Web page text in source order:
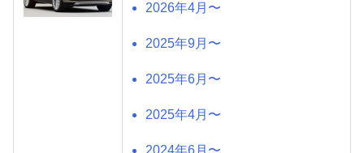
2026年4月〜
2025年9月〜
2025年6月〜
2025年4月〜